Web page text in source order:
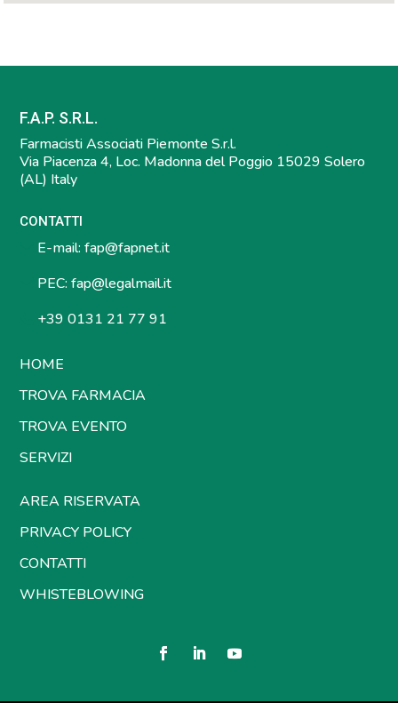
F.A.P. S.R.L.
Farmacisti Associati Piemonte S.r.l.
Via Piacenza 4, Loc. Madonna del Poggio 15029 Solero
(AL) Italy
CONTATTI
E-mail: fap@fapnet.it
PEC: fap@legalmail.it
+39 0131 21 77 91
HOME
TROVA FARMACIA
TROVA EVENTO
SERVIZI
AREA RISERVATA
PRIVACY POLICY
CONTATTI
WHISTEBLOWING